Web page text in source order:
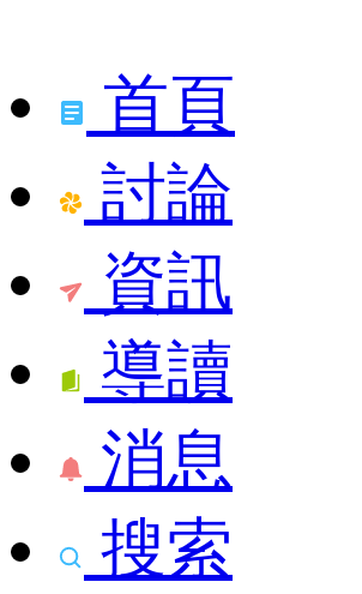
首頁
討論
資訊
導讀
消息
搜索